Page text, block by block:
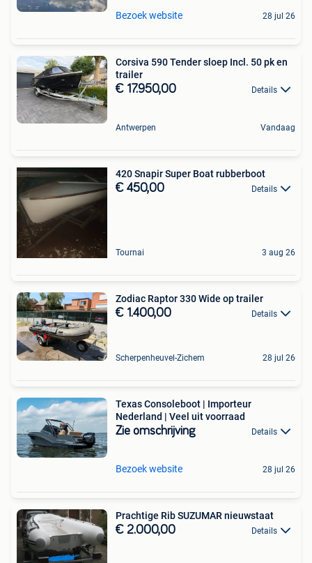
Bezoek website 28 jul 26
Corsiva 590 Tender sloep Incl. 50 pk en
trailer
€ 17.950,00 Details
Antwerpen Vandaag
420 Snapir Super Boat rubberboot
€ 450,00 Details
Tournai 3 aug 26
Zodiac Raptor 330 Wide op trailer
€ 1.400,00 Details
Scherpenheuvel-Zichem 28 jul 26
Texas Consoleboot | Importeur
Nederland | Veel uit voorraad
Zie omschrijving Details
Bezoek website 28 jul 26
Prachtige Rib SUZUMAR nieuwstaat
€ 2.000,00 Details